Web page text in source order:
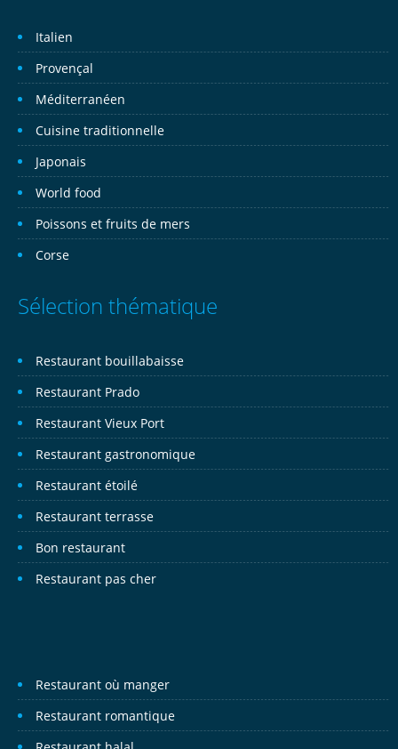
Italien
Provençal
Méditerranéen
Cuisine traditionnelle
Japonais
World food
Poissons et fruits de mers
Corse
Sélection thématique
Restaurant bouillabaisse
Restaurant Prado
Restaurant Vieux Port
Restaurant gastronomique
Restaurant étoilé
Restaurant terrasse
Bon restaurant
Restaurant pas cher
Restaurant où manger
Restaurant romantique